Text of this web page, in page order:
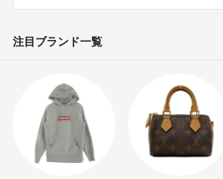
注目ブランド一覧